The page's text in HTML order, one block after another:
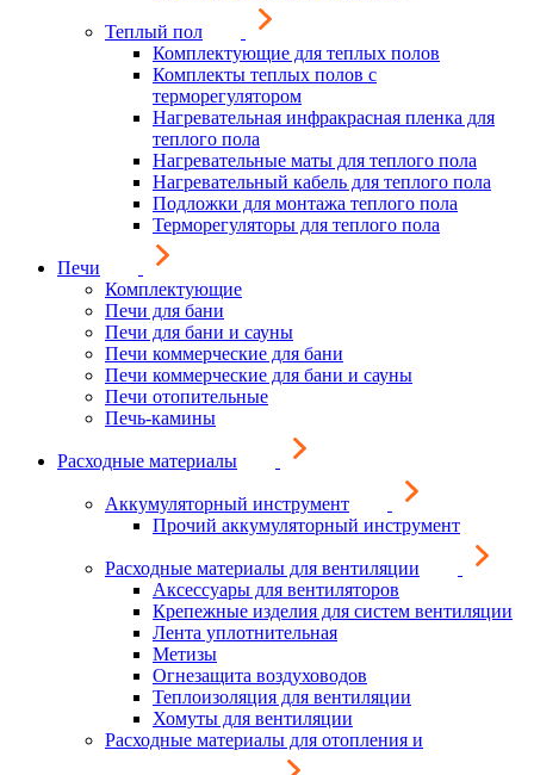
Теплый пол
Комплектующие для теплых полов
Комплекты теплых полов с
терморегулятором
Нагревательная инфракрасная пленка для
теплого пола
Нагревательные маты для теплого пола
Нагревательный кабель для теплого пола
Подложки для монтажа теплого пола
Терморегуляторы для теплого пола
Печи
Комплектующие
Печи для бани
Печи для бани и сауны
Печи коммерческие для бани
Печи коммерческие для бани и сауны
Печи отопительные
Печь-камины
Расходные материалы
Аккумуляторный инструмент
Прочий аккумуляторный инструмент
Расходные материалы для вентиляции
Аксессуары для вентиляторов
Крепежные изделия для систем вентиляции
Лента уплотнительная
Метизы
Огнезащита воздуховодов
Теплоизоляция для вентиляции
Хомуты для вентиляции
Расходные материалы для отопления и